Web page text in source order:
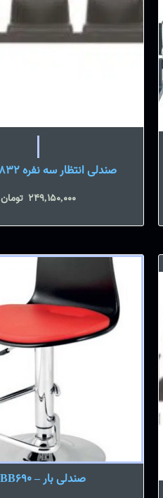
صندلی انتظار سه نفره DLW _ 832
249,150,000 تومان
صندلی بار – ABB690